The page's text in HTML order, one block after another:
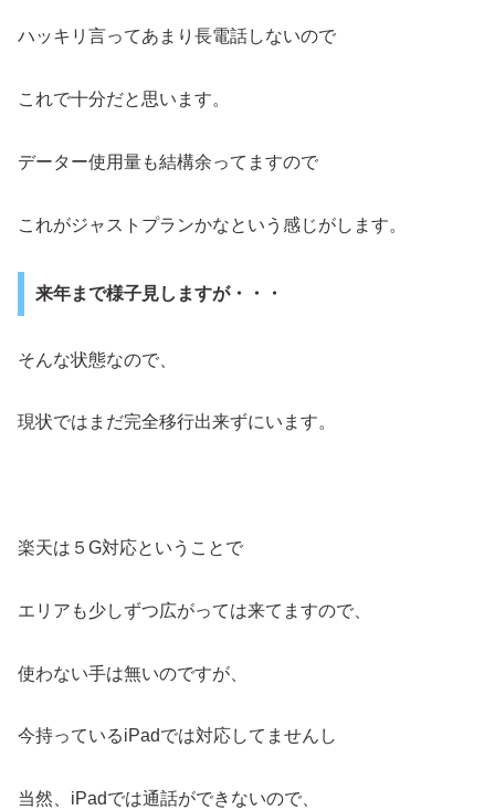
ハッキリ言ってあまり長電話しないので
これで十分だと思います。
データー使用量も結構余ってますので
これがジャストプランかなという感じがします。
来年まで様子見しますが・・・
そんな状態なので、
現状ではまだ完全移行出来ずにいます。
楽天は５G対応ということで
エリアも少しずつ広がっては来てますので、
使わない手は無いのですが、
今持っているiPadでは対応してませんし
当然、iPadでは通話ができないので、